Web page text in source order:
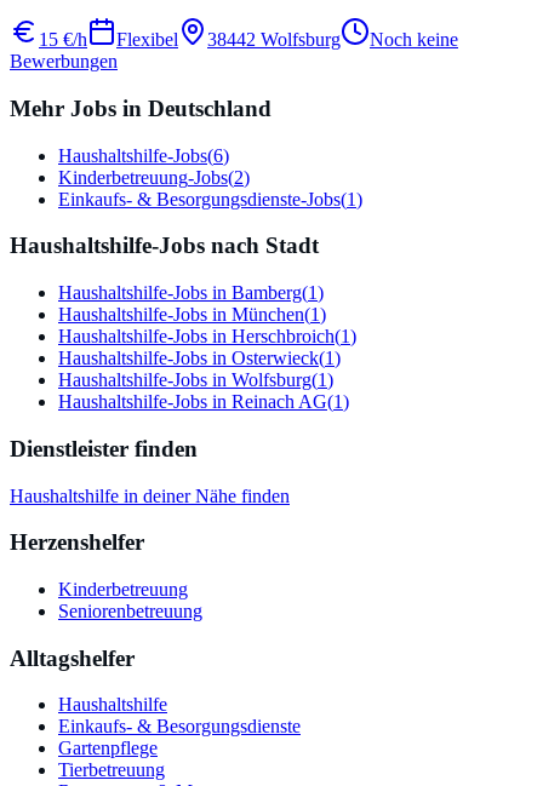
15 €/h Flexibel 38442 Wolfsburg
Noch keine
Bewerbungen
Mehr Jobs in Deutschland
Haushaltshilfe-Jobs(6)
Kinderbetreuung-Jobs(2)
Einkaufs- & Besorgungsdienste-Jobs(1)
Haushaltshilfe-Jobs nach Stadt
Haushaltshilfe-Jobs in Bamberg(1)
Haushaltshilfe-Jobs in München(1)
Haushaltshilfe-Jobs in Herschbroich(1)
Haushaltshilfe-Jobs in Osterwieck(1)
Haushaltshilfe-Jobs in Wolfsburg(1)
Haushaltshilfe-Jobs in Reinach AG(1)
Dienstleister finden
Haushaltshilfe in deiner Nähe finden
Herzenshelfer
Kinderbetreuung
Seniorenbetreuung
Alltagshelfer
Haushaltshilfe
Einkaufs- & Besorgungsdienste
Gartenpflege
Tierbetreuung